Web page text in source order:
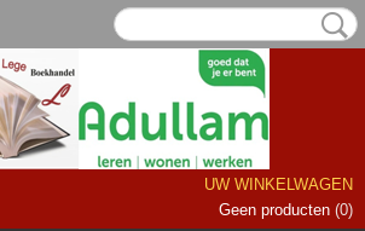
UW WINKELWAGEN
Geen producten (0)